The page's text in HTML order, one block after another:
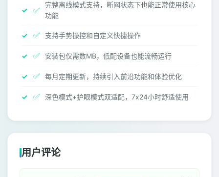
✅
完整离线模式支持，断网状态下也能正常使用核心
功能
✅ 支持手势操控和自定义快捷操作
✅ 安装包仅需数MB，低配设备也能流畅运行
✅ 每月定期更新，持续引入前沿功能和体验优化
✅ 深色模式+护眼模式双适配，7x24小时舒适使用
用户评论